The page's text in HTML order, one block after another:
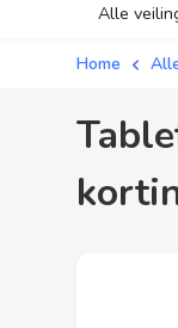
Alle
Home
tablets / aanbiedingen - Plaats je bod op tablets veilingen en profiteer van